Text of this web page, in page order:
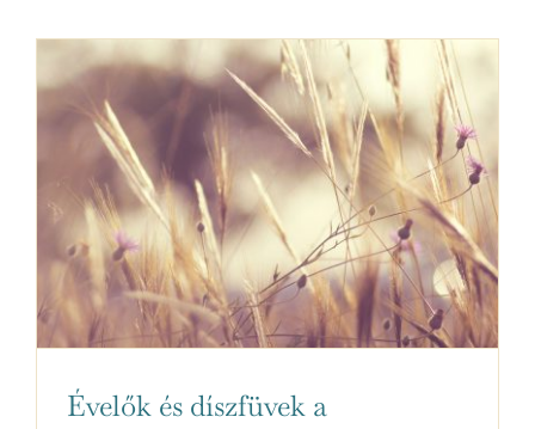
Évelők és díszfüvek a